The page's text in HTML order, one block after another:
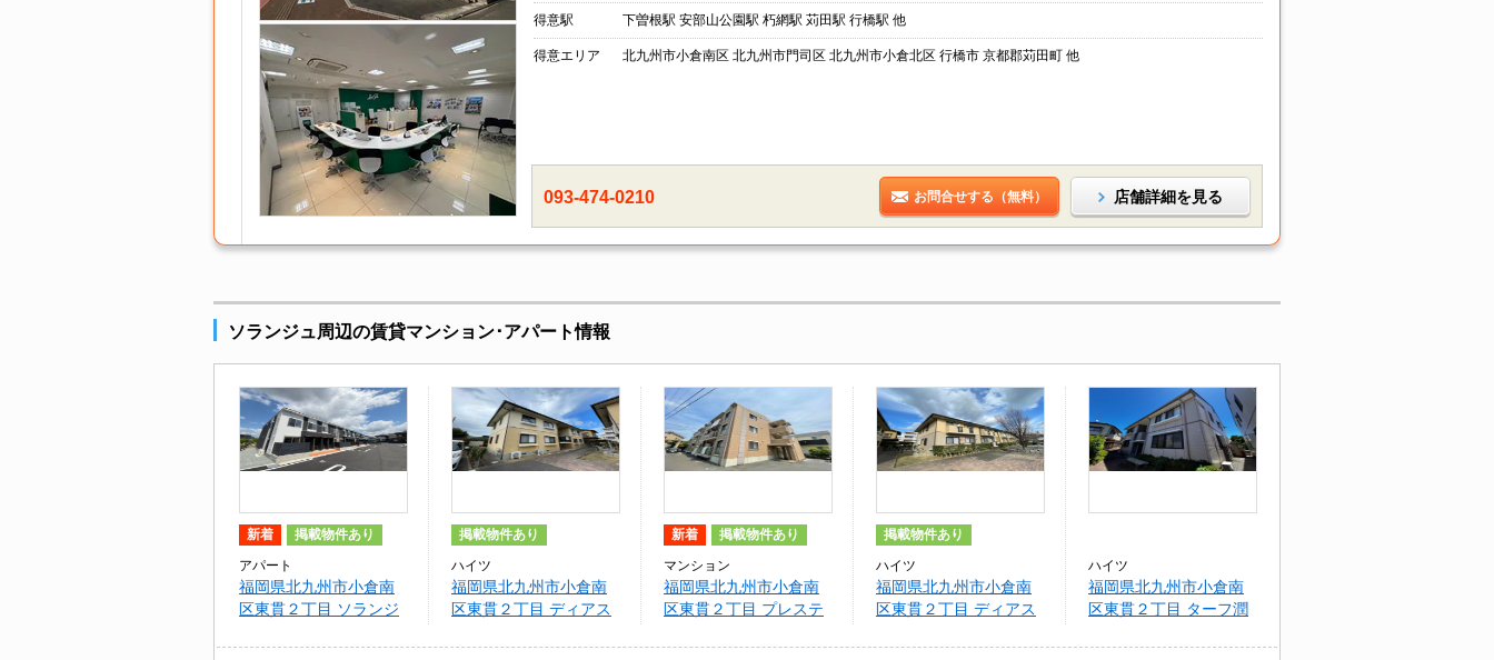
得意駅 下曽根駅 安部山公園駅 朽網駅 苅田駅 行橋駅 他
得意エリア 北九州市小倉南区 北九州市門司区 北九州市小倉北区 行橋市 京都郡苅田町 他
093-474-0210 お問合せする（無料） 店舗詳細を見る
ソランジュ周辺の賃貸マンション･アパート情報
新着 掲載物件あり
アパート
福岡県北九州市小倉南
区東貫２丁目 ソランジ
掲載物件あり
ハイツ
福岡県北九州市小倉南
区東貫２丁目 ディアス
新着 掲載物件あり
マンション
福岡県北九州市小倉南
区東貫２丁目 プレステ
掲載物件あり
ハイツ
福岡県北九州市小倉南
区東貫２丁目 ディアス
ハイツ
福岡県北九州市小倉南
区東貫２丁目 ターフ潤